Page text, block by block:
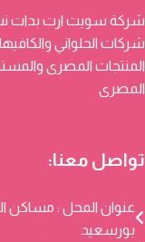
شركة سويت ارت بدات
المنتجات المصرى
المصرى
تواصل معنا:
بورسعيد